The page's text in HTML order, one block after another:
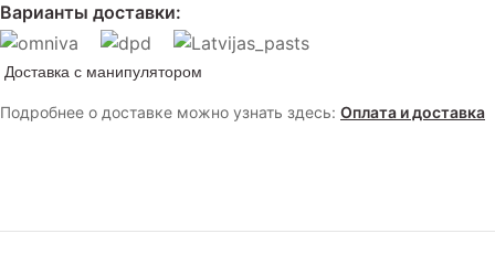
Варианты доставки:
Доставка с манипулятором
Подробнее о доставке можно узнать здесь: Оплата и доставка